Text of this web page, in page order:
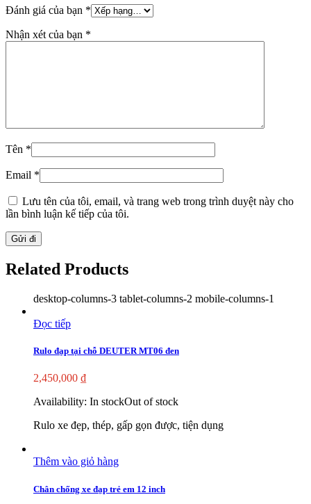
Đánh giá của bạn *
Nhận xét của bạn *
Tên *
Email *
Lưu tên của tôi, email, và trang web trong trình duyệt này cho
lần bình luận kế tiếp của tôi.
Related Products
desktop-columns-3 tablet-columns-2 mobile-columns-1
Đọc tiếp
Rulo đạp tại chỗ DEUTER MT06 đen
2,450,000 ₫
Availability: In stockOut of stock
Rulo xe đẹp, thép, gấp gọn được, tiện dụng
Thêm vào giỏ hàng
Chân chống xe đạp trẻ em 12 inch